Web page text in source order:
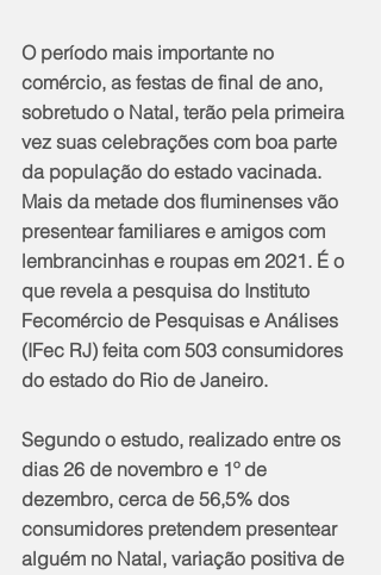
O período mais importante no
comércio, as festas de final de ano,
sobretudo o Natal, terão pela primeira
vez suas celebrações com boa parte
da população do estado vacinada.
Mais da metade dos fluminenses vão
presentear familiares e amigos com
lembrancinhas e roupas em 2021. É o
que revela a pesquisa do Instituto
Fecomércio de Pesquisas e Análises
(IFec RJ) feita com 503 consumidores
do estado do Rio de Janeiro.
Segundo o estudo, realizado entre os
dias 26 de novembro e 1º de
dezembro, cerca de 56,5% dos
consumidores pretendem presentear
alguém no Natal, variação positiva de